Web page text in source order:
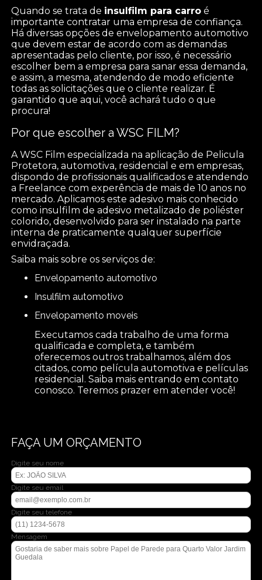
Quando se trata de insulfilm para carro é
importante contratar uma empresa de confiança.
Há diversas opções de envelopamento automotivo
que devem estar de acordo com as demandas
apresentadas pelo cliente, por isso, é necessário
escolher bem a empresa para sanar essa demanda,
e assim, a mesma, atendendo de modo eficiente
todas as solicitações que o cliente realizar. É
garantido que aqui, você achará tudo o que
procura!
Por que escolher a WSC FILM?
A WSC Film especializada na aplicação de Pelicula
Protetora, automotiva, residencial e em empresas,
dispondo de profissionais qualificados e atendendo
a Freelance com experência de mais de 10 anos no
mercado. Aplicamos este adesivo mais conhecido
como insulfilm de adesivo metalizado de poliéster
colorido, desenvolvido para ser instalado na parte
interna de praticamente qualquer superfície
envidraçada.
Saiba mais sobre os serviços de:
envelopamento automotivo
insulfilm automotivo
envelopamento moveis
Executamos cada trabalho de uma forma
qualificada e completa, e também
oferecemos outros trabalhamos, além dos
citados, como película automotiva e películas
residencial. Saiba mais entrando em contato
conosco. Teremos prazer em atender você!
FAÇA UM ORÇAMENTO
Digite seu nome
Digite seu email
Digite seu telefone
Mensagem